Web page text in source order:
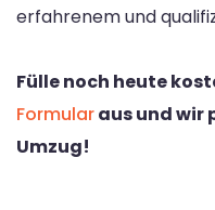
erfahrenem und
Fülle noch heute
Formularaus und wir
Umzug!